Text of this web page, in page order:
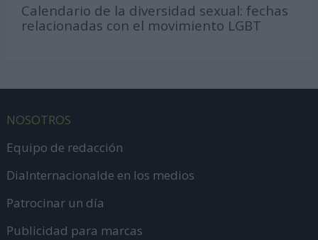
Calendario de la diversidad sexual: fechas
relacionadas con el movimiento LGBT
NOSOTROS
Equipo de redacción
DiaInternacionalde en los medios
Patrocinar un día
Publicidad para marcas